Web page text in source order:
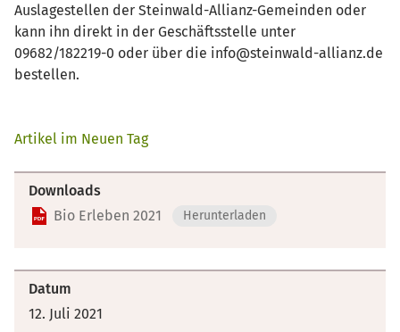
Auslagestellen der Steinwald-Allianz-Gemeinden oder
kann ihn direkt in der Geschäftsstelle unter
09682/182219-0 oder über die info@steinwald-allianz.de
bestellen.
Artikel im Neuen Tag
Downloads
Bio Erleben 2021
Herunterladen
Datum
12. Juli 2021